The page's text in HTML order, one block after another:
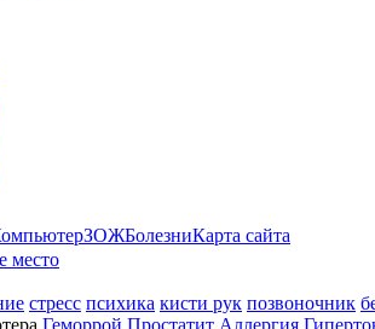
ЗОЖБолезниКарта сайта
место
стресс психика кисти рук позвоночник
Геморрой Простатит Аллергия